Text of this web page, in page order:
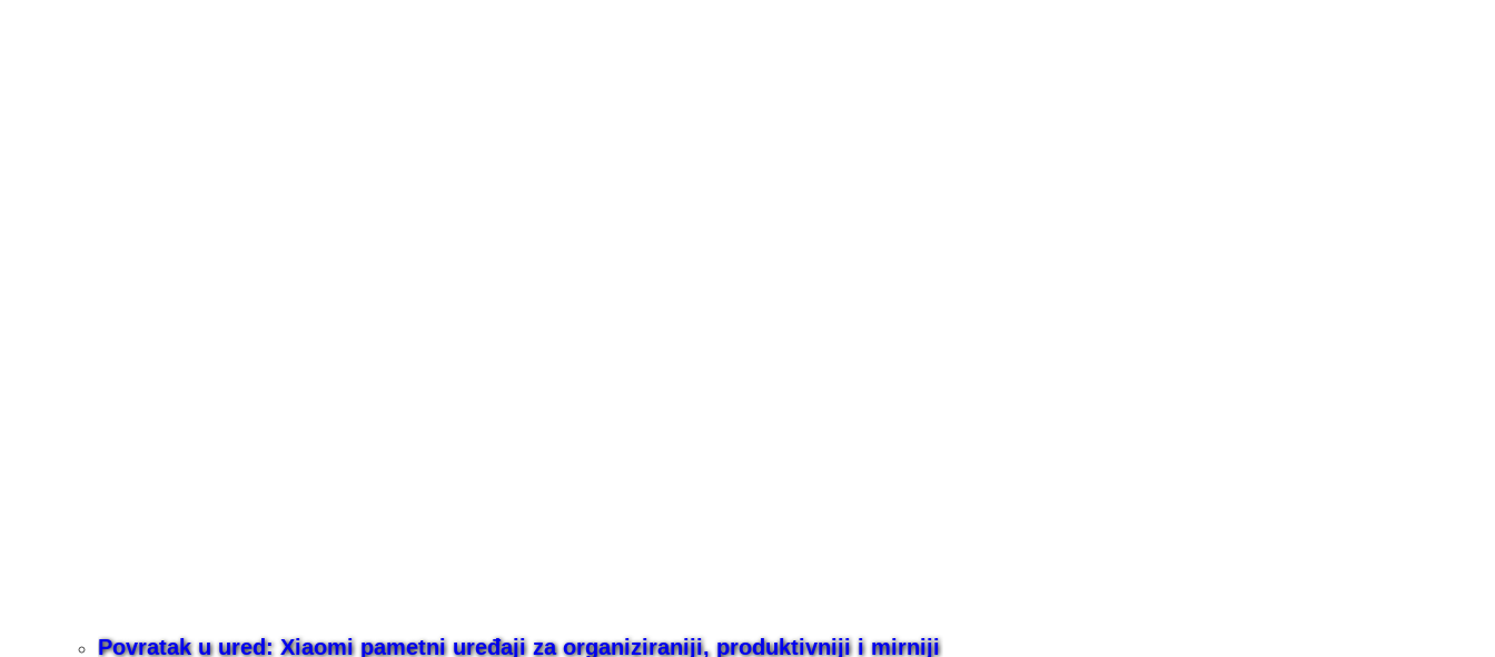
Povratak u ured: Xiaomi pametni uređaji za organiziraniji, produktivniji i mirniji